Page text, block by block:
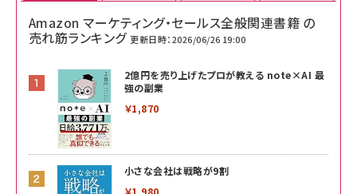
Amazon マーケティング・セールス全般関連書籍 の
売れ筋ランキング 更新日時：2026/06/26 19:00
2億円を売り上げたプロが教える note×AI 最
強の副業
￥1,870
小さな会社は戦略が9割
￥1,980